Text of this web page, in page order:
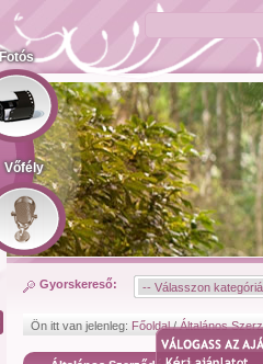
Fotós
Vőfély
Gyorskereső:
Ön itt van jelenleg: Főoldal/Általános